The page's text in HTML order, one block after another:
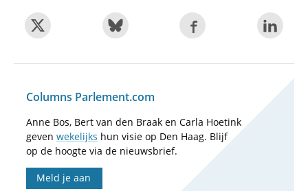
Columns Parlement.com
Anne Bos, Bert van den Braak en Carla Hoetink
geven wekelijks hun visie op Den Haag. Blijf
op de hoogte via de nieuwsbrief.
Meld je aan